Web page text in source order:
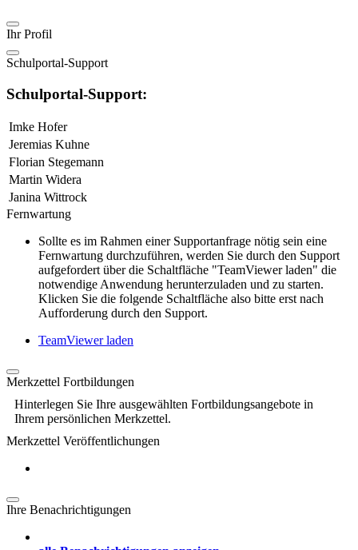
Ihr Profil
Schulportal-Support
Schulportal-Support:
Imke Hofer
Jeremias Kuhne
Florian Stegemann
Martin Widera
Janina Wittrock
Fernwartung
Sollte es im Rahmen einer Supportanfrage nötig sein eine
Fernwartung durchzuführen, werden Sie durch den Support
aufgefordert über die Schaltfläche "TeamViewer laden" die
notwendige Anwendung herunterzuladen und zu starten.
Klicken Sie die folgende Schaltfläche also bitte erst nach
Aufforderung durch den Support.
TeamViewer laden
Merkzettel Fortbildungen
Hinterlegen Sie Ihre ausgewählten Fortbildungsangebote in
Ihrem persönlichen Merkzettel.
Merkzettel Veröffentlichungen
Ihre Benachrichtigungen